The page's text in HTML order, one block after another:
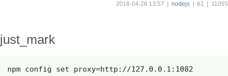
2018-04-26 13:57 nodejs 61 11055
just_mark
npm config set proxy=http://127.0.0.1:1082